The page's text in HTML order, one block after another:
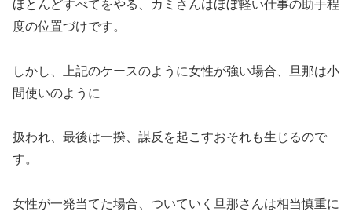
ほとんどすべてをやる、カミさんはほぼ軽い仕事の助手程
度の位置づけです。
しかし、上記のケースのように女性が強い場合、旦那は小
間使いのように
扱われ、最後は一揆、謀反を起こすおそれも生じるので
す。
女性が一発当てた場合、ついていく旦那さんは相当慎重に